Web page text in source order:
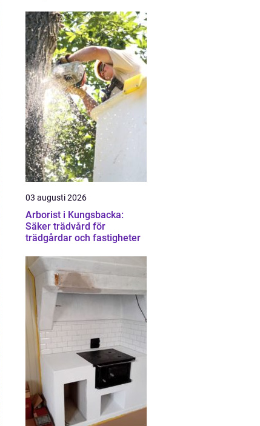
03 augusti 2026
Arborist i Kungsbacka:
Säker trädvård för
trädgårdar och fastigheter